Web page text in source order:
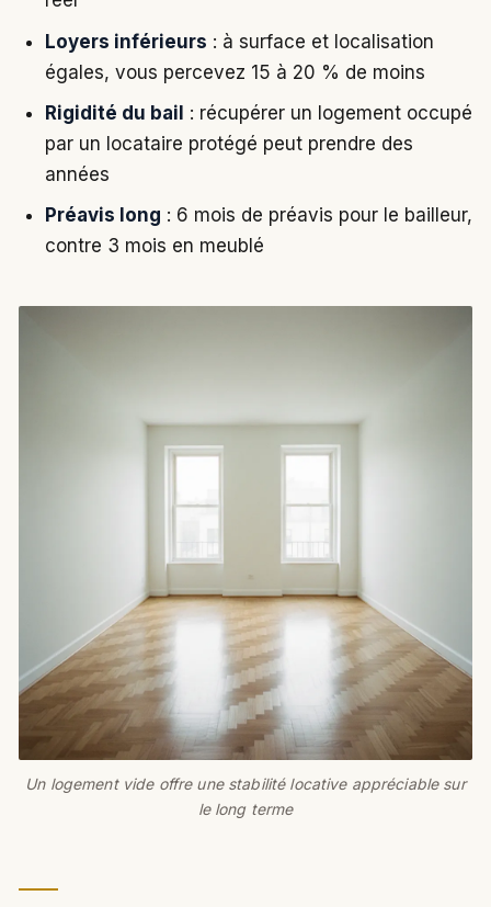
Loyers inférieurs : à surface et localisation
égales, vous percevez 15 à 20 % de moins
Rigidité du bail : récupérer un logement occupé
par un locataire protégé peut prendre des
années
Préavis long : 6 mois de préavis pour le bailleur,
contre 3 mois en meublé
Un logement vide offre une stabilité locative appréciable sur
le long terme